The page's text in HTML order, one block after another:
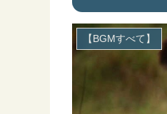
【BGMすべて】